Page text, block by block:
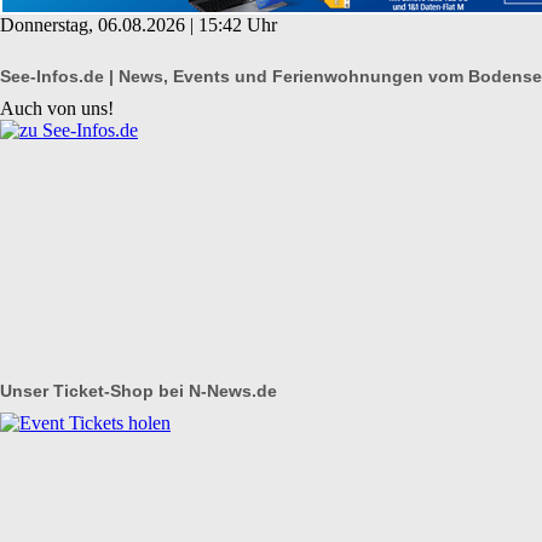
Donnerstag, 06.08.2026 | 15:42 Uhr
See-Infos.de | News, Events und Ferienwohnungen vom
Auch von uns!
Unser Ticket-Shop bei N-News.de